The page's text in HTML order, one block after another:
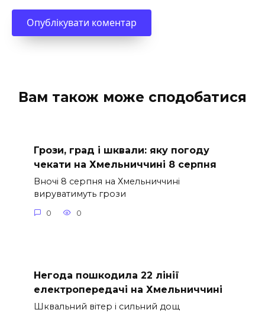
Вам також може сподобатися
Грози, град і шквали: яку погоду
чекати на Хмельниччині 8 серпня
Вночі 8 серпня на Хмельниччині
вируватимуть грози
0 0
Негода пошкодила 22 лінії
електропередачі на Хмельниччині
Шквальний вітер і сильний дощ